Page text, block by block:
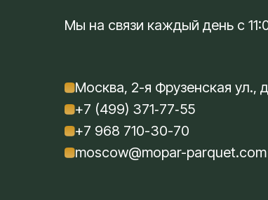
Мы на связи каждый день с
Москва, 2-я Фрузенская ул.,
+7 (499) 371‑77‑55
+7 968 710-30-70
moscow@mopar-parquet.com